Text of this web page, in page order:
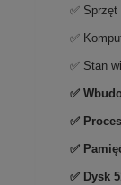
✅
✅
✅ Stan
✅
✅
✅ Pami
✅ Dysk